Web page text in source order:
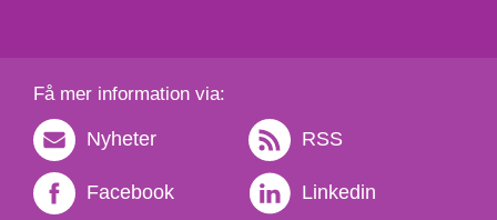
Få mer information via:
Nyheter RSS
Facebook Linkedin